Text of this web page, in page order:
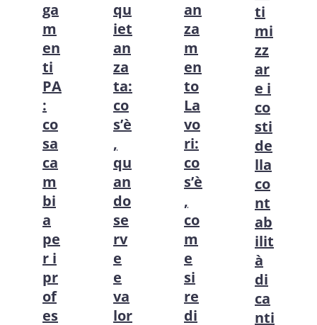
ga
m
en
ti
PA
:
co
sa
ca
m
bi
a
pe
r i
pr
of
es
qu
iet
an
za
ta:
co
s’è
,
qu
an
do
se
rv
e
e
va
lor
an
za
m
en
to
La
vo
ri:
co
s’è
,
co
m
e
si
re
di
ti
mi
zz
ar
e i
co
sti
de
lla
co
nt
ab
ilit
à
di
ca
nti